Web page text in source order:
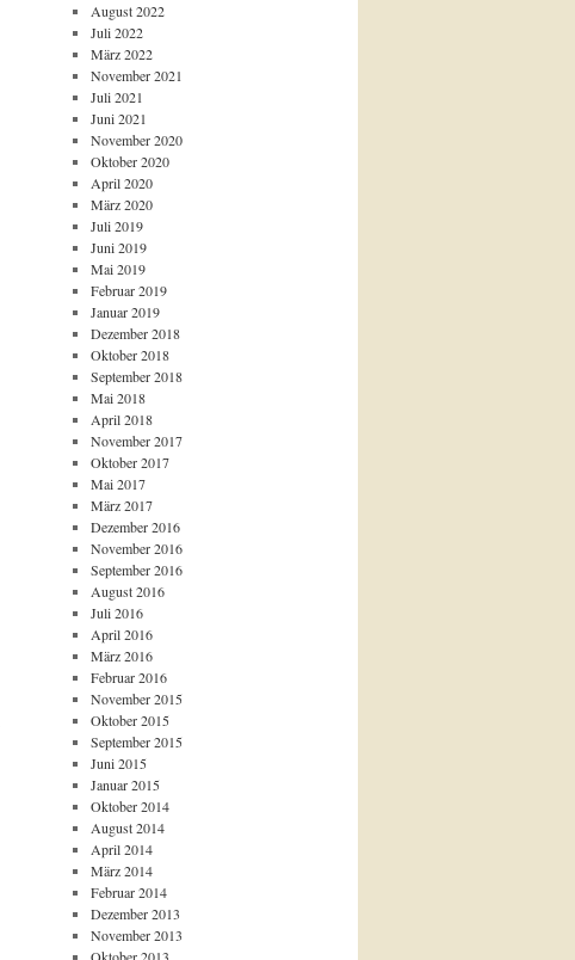
August 2022
Juli 2022
März 2022
November 2021
Juli 2021
Juni 2021
November 2020
Oktober 2020
April 2020
März 2020
Juli 2019
Juni 2019
Mai 2019
Februar 2019
Januar 2019
Dezember 2018
Oktober 2018
September 2018
Mai 2018
April 2018
November 2017
Oktober 2017
Mai 2017
März 2017
Dezember 2016
November 2016
September 2016
August 2016
Juli 2016
April 2016
März 2016
Februar 2016
November 2015
Oktober 2015
September 2015
Juni 2015
Januar 2015
Oktober 2014
August 2014
April 2014
März 2014
Februar 2014
Dezember 2013
November 2013